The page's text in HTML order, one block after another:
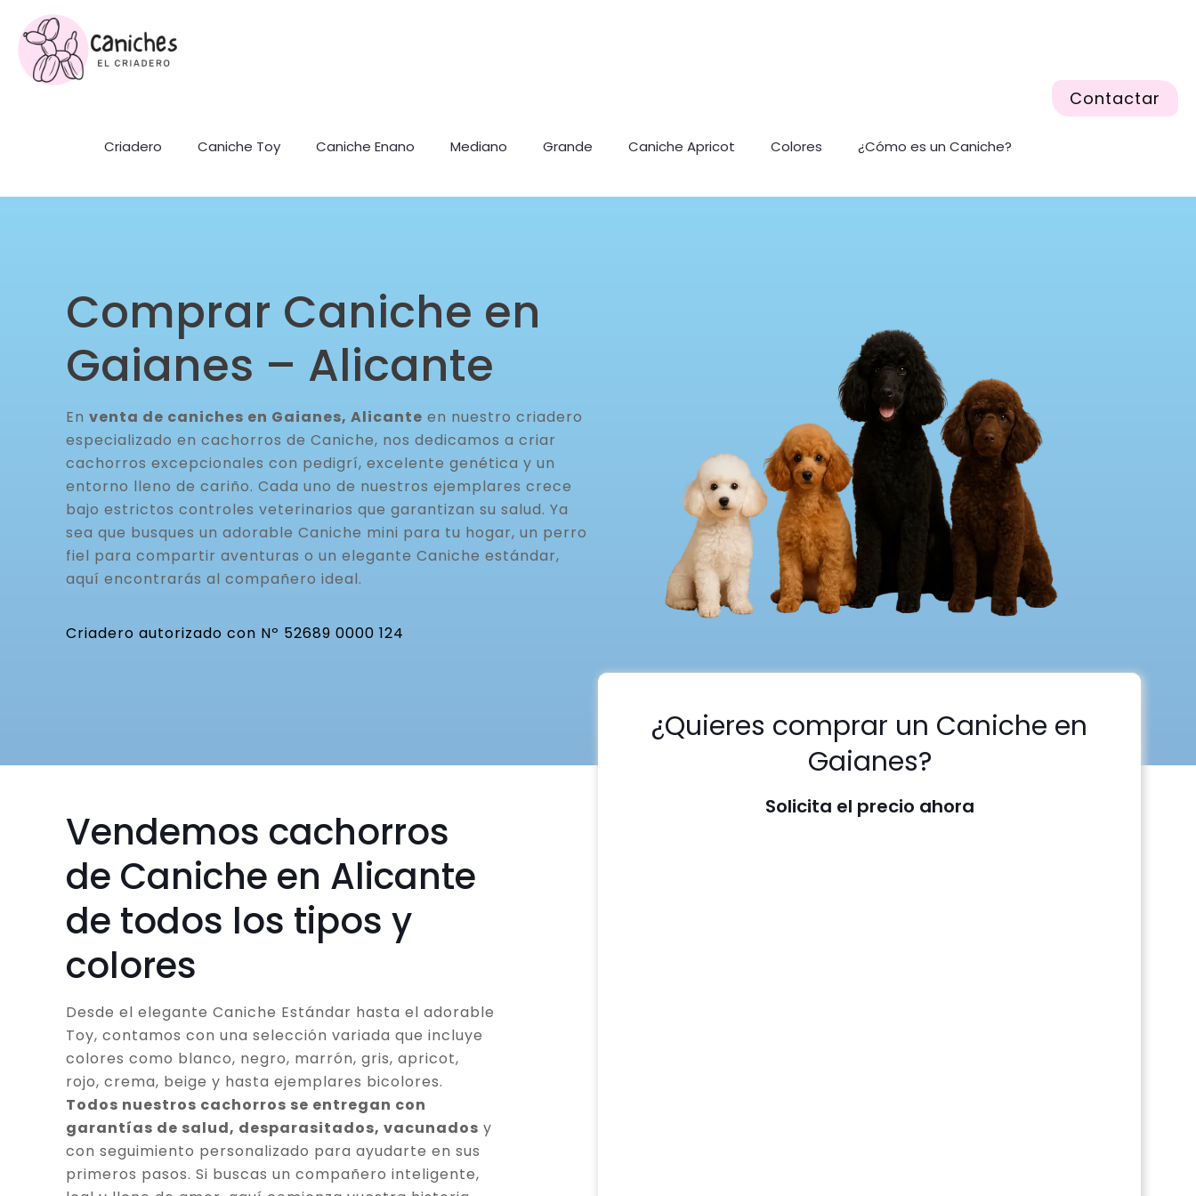
Criadero Caniche Toy Caniche Enano Mediano Grande Caniche Apricot Colores ¿Cómo es un Caniche?
Contactar
Comprar Caniche en
Gaianes – Alicante
En venta de caniches en Gaianes, Alicante en nuestro criadero
especializado en cachorros de Caniche, nos dedicamos a criar
cachorros excepcionales con pedigrí, excelente genética y un
entorno lleno de cariño. Cada uno de nuestros ejemplares crece
bajo estrictos controles veterinarios que garantizan su salud. Ya
sea que busques un adorable Caniche mini para tu hogar, un perro
fiel para compartir aventuras o un elegante Caniche estándar,
aquí encontrarás al compañero ideal.
Criadero autorizado con Nº 52689 0000 124
Vendemos cachorros
de Caniche en Alicante
de todos los tipos y
colores
Desde el elegante Caniche Estándar hasta el adorable
Toy, contamos con una selección variada que incluye
colores como blanco, negro, marrón, gris, apricot,
rojo, crema, beige y hasta ejemplares bicolores.
Todos nuestros cachorros se entregan con
garantías de salud, desparasitados, vacunados y
con seguimiento personalizado para ayudarte en sus
primeros pasos. Si buscas un compañero inteligente,
¿Quieres comprar un Caniche en
Gaianes?
Solicita el precio ahora